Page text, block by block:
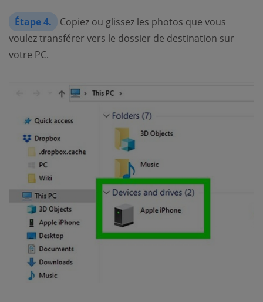
Étape 4.
Copiez ou glissez les photos que vous
voulez transférer vers le dossier de destination sur
votre PC.